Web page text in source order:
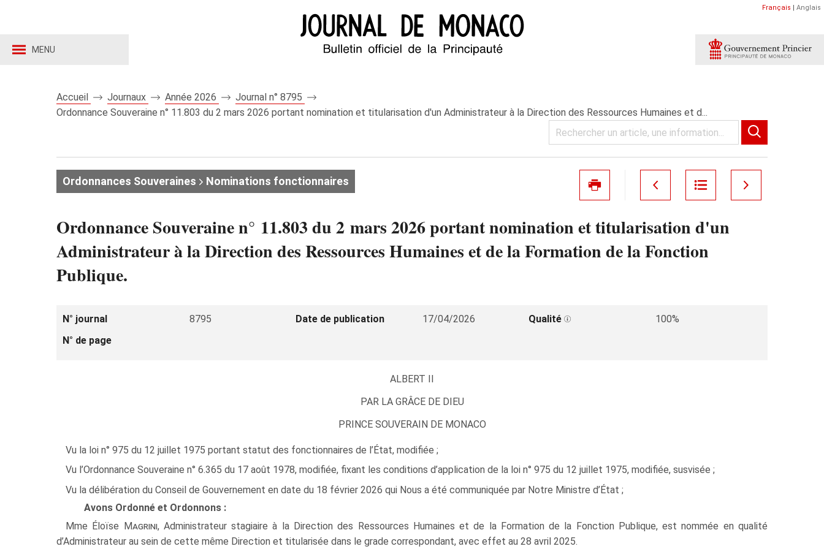
MENU
Français | Anglais
Accueil Journaux Année 2026
Journal n° 8795
Ordonnance Souveraine n° 11.803 du 2 mars 2026 portant nomination et titularisation d'un Administrateur à la Direction des Ressources Humaines et d...
Ordonnances Souveraines Nominations fonctionnaires
Ordonnance Souveraine n° 11.803 du 2 mars 2026 portant nomination et titularisation d'un
Administrateur à la Direction des Ressources Humaines et de la Formation de la Fonction
Publique.
N° journal 8795 Date de publication 17/04/2026 Qualité
100%
N° de page
ALBERT II
PAR LA GRÂCE DE DIEU
PRINCE SOUVERAIN DE MONACO
Vu la loi n° 975 du 12 juillet 1975 portant statut des fonctionnaires de l’État, modifiée ;
Vu l’Ordonnance Souveraine n° 6.365 du 17 août 1978, modifiée, fixant les conditions d’application de la loi n° 975 du 12 juillet 1975, modifiée, susvisée ;
Vu la délibération du Conseil de Gouvernement en date du 18 février 2026 qui Nous a été communiquée par Notre Ministre d’État ;
Avons Ordonné et Ordonnons :
Mme Éloïse Magrini, Administrateur stagiaire à la Direction des Ressources Humaines et de la Formation de la Fonction Publique, est nommée en qualité
d’Administrateur au sein de cette même Direction et titularisée dans le grade correspondant, avec effet au 28 avril 2025.